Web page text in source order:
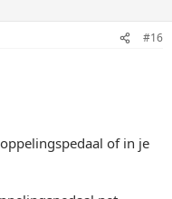
#16
of in je